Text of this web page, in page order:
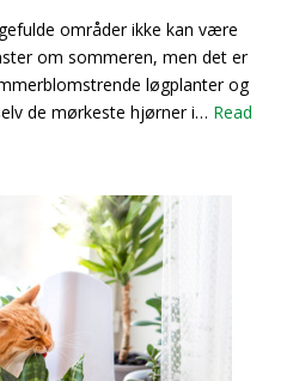
områder ikke kan være
om sommeren, men det er
løgplanter og
de mørkeste hjørner i… Read